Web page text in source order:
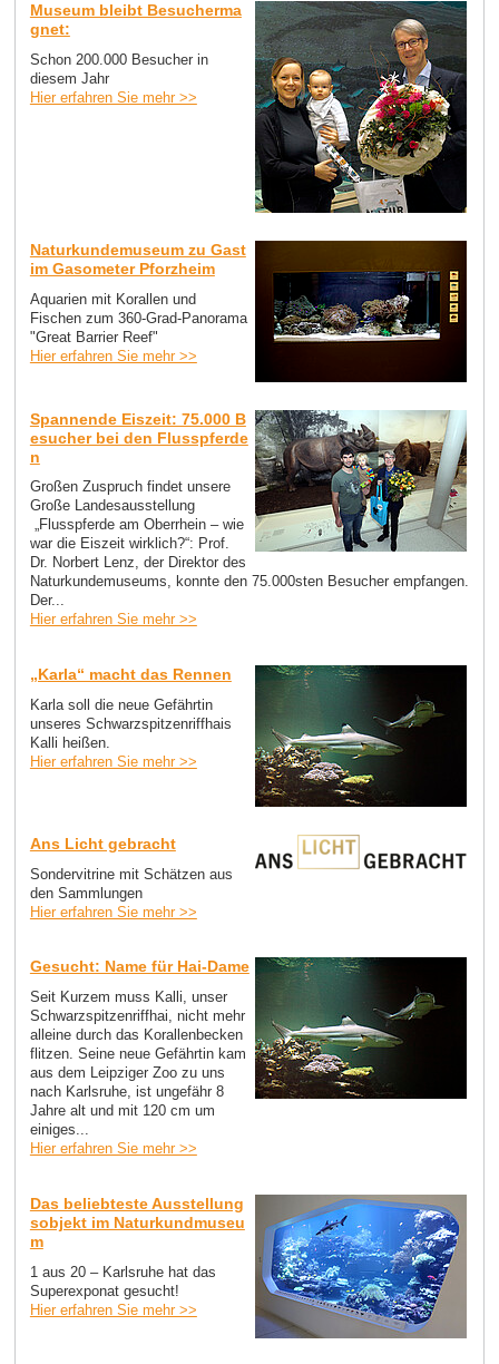
Museum bleibt Besucherma
gnet:
Schon 200.000 Besucher in
diesem Jahr
Hier erfahren Sie mehr >>
Naturkundemuseum zu Gast
im Gasometer Pforzheim
Aquarien mit Korallen und
Fischen zum 360-Grad-Panorama
"Great Barrier Reef"
Hier erfahren Sie mehr >>
Spannende Eiszeit: 75.000 B
esucher bei den Flusspferde
n
Großen Zuspruch findet unsere
Große Landesausstellung
„Flusspferde am Oberrhein – wie
war die Eiszeit wirklich?“: Prof.
Dr. Norbert Lenz, der Direktor des
Naturkundemuseums, konnte den 75.000sten Besucher empfangen.
Der...
Hier erfahren Sie mehr >>
„Karla“ macht das Rennen
Karla soll die neue Gefährtin
unseres Schwarzspitzenriffhais
Kalli heißen.
Hier erfahren Sie mehr >>
Ans Licht gebracht
Sondervitrine mit Schätzen aus
den Sammlungen
Hier erfahren Sie mehr >>
Gesucht: Name für Hai-Dame
Seit Kurzem muss Kalli, unser
Schwarzspitzenriffhai, nicht mehr
alleine durch das Korallenbecken
flitzen. Seine neue Gefährtin kam
aus dem Leipziger Zoo zu uns
nach Karlsruhe, ist ungefähr 8
Jahre alt und mit 120 cm um
einiges...
Hier erfahren Sie mehr >>
Das beliebteste Ausstellung
sobjekt im Naturkundmuseu
m
1 aus 20 – Karlsruhe hat das
Superexponat gesucht!
Hier erfahren Sie mehr >>